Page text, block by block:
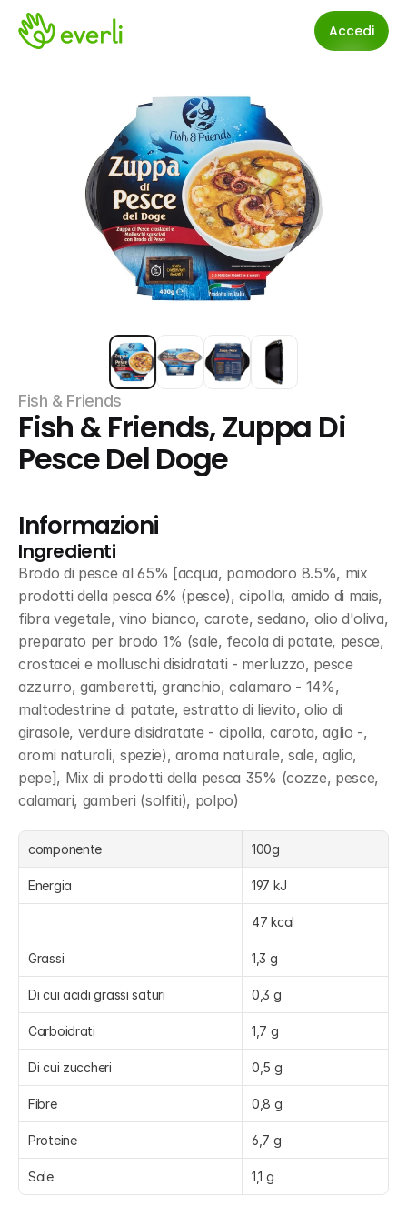
Accedi
Fish & Friends
Fish & Friends, Zuppa Di
Pesce Del Doge
Informazioni
Ingredienti
Brodo di pesce al 65% [acqua, pomodoro 8.5%, mix
prodotti della pesca 6% (pesce), cipolla, amido di mais,
fibra vegetale, vino bianco, carote, sedano, olio d'oliva,
preparato per brodo 1% (sale, fecola di patate, pesce,
crostacei e molluschi disidratati - merluzzo, pesce
azzurro, gamberetti, granchio, calamaro - 14%,
maltodestrine di patate, estratto di lievito, olio di
girasole, verdure disidratate - cipolla, carota, aglio -,
aromi naturali, spezie), aroma naturale, sale, aglio,
pepe], Mix di prodotti della pesca 35% (cozze, pesce,
calamari, gamberi (solfiti), polpo)
componente 100g
Energia 197 kJ
47 kcal
Grassi 1,3 g
Di cui acidi grassi saturi 0,3 g
Carboidrati 1,7 g
Di cui zuccheri 0,5 g
Fibre 0,8 g
Proteine 6,7 g
Sale 1,1 g